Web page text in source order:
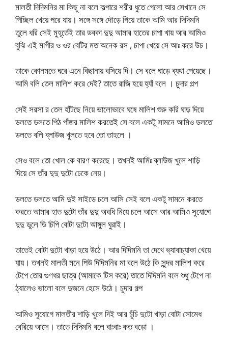
মালতী দিদিমনির মা কিছু না বলে কল্পারে শরীর ধুতে গেলো আর সেখানে সে
পিচ্ছিল খেয়ে পরে যায়। সঙ্গে সঙ্গে দৌড়ে গিয়ে তাকে আমি আর দিদিমনি
তুলে ধরি সেই মুহূর্তেই তার ডবকা দুদু আমার হাতের চাপা খায় আর আমিও
বুঝি এই মাগীর ও ওর বেটির মত অনেক রস , চাপা খেয়ে সে আঃ করে উচ।
তাকে কোনমতে ঘরে এনে বিছানায় বসিয়ে দি। সে বলে ঘাড়ে ব্যথা পেয়েছে।
আমি বলি তেল মালিশ করে দেই? তাতে রাজি হয়ে হ্যাঁ বলে । চুদার গল্প
সেই সরসা র তেল হাঁটছে নিয়ে ভালোভাবে ঘষে মালিশ শুরু করি ঘাড় দিয়ে
ডলতে ডলতে পিঠ পাঁজর মালিশ করতেই সে বলে একটু সামনে আমিও ডলতে
ডলতে বলি ব্লাউজ খুলতে হবে তো তাহলে ।
সেও বলে তো খোল কে বারণ করেছে। তখনই আমিঃ ব্লাউজ খুলে শাড়ি
দিয়ে সে তাঁর দুদু দুটো ঢেকে নেয়।
ডলতে ডলতে আমি দুই সাইডে চলে আসি সেই বলে একটু সামনে করতে
করতে আমার হাত দুটো তাঁর দুদু অবধি নিয়ে চলে আসে আর আমিও সুযোগে
দুদু ডুলে ডি চিপি বোটা দুটো আঙ্গুল ঘুরাই।
তাতেই বোটা দুটো খাড়া হয়ে উঠে। আর দিদিমনি তা দেখে ভ্যাবাচ্যাকা খেয়ে
যায়। তখনই মালতী মনে পিউ দিদিমনির মা বলে উঠে কি সুন্দর মালিশ করে
টেপে তোর গুণধর ছাত্র (আমাকে টিস করে) তাতে দিদিমনি বলে শুধু টেপে না
ঠ্যালেও ভালো বলে দুজনে হেসে উঠে। চুদার গল্প
আমিও সুযোগে মালতীর শাড়ি খুলে দিই আর চুঁচি দুটো খাড়া বোটা সোমেধ
বেরিয়ে আসে। তাতে দিদিমনি বলে বাঃবাঃ কত বড়ো ।